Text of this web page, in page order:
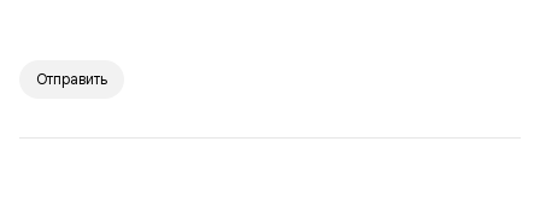
Отправить